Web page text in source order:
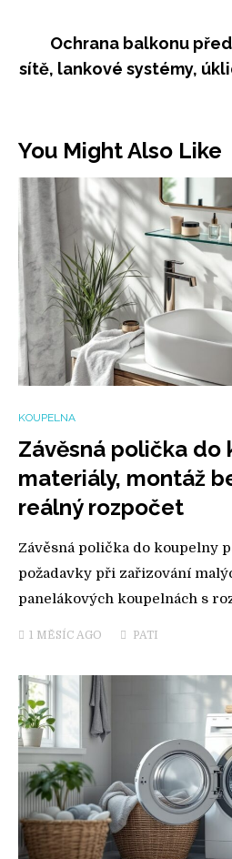
Ochrana balkonu
sítě, lankové systémy,
You Might Also Like
KOUPELNA
Závěsná polička do
materiály, montáž
reálný rozpočet
Závěsná polička do koupelny
požadavky při zařizování
panelákových koupelnách s
1 MĚSÍC AGO PATI